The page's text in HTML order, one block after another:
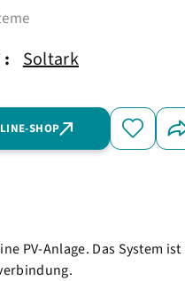
Soltark
SHOP
PV-Anlage. Das System